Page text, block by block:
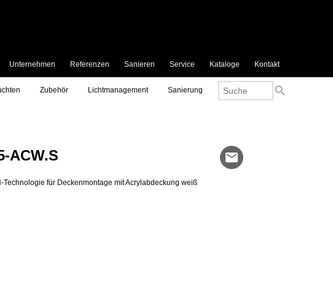
Unternehmen Referenzen Sanieren Service Kataloge Kontakt
Zubehör Lichtmanagement Sanierung search
ACW.S
für Deckenmontage mit Acrylabdeckung weiß
mail